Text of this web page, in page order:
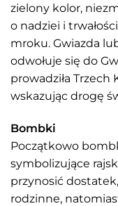
zielony kolor,
o nadziei i
mroku. Gwiazda
odwołuje się do
prowadziła Trzech
wskazując drogę
Bombki
Początkowo
symbolizujące
przynosić
rodzinne,